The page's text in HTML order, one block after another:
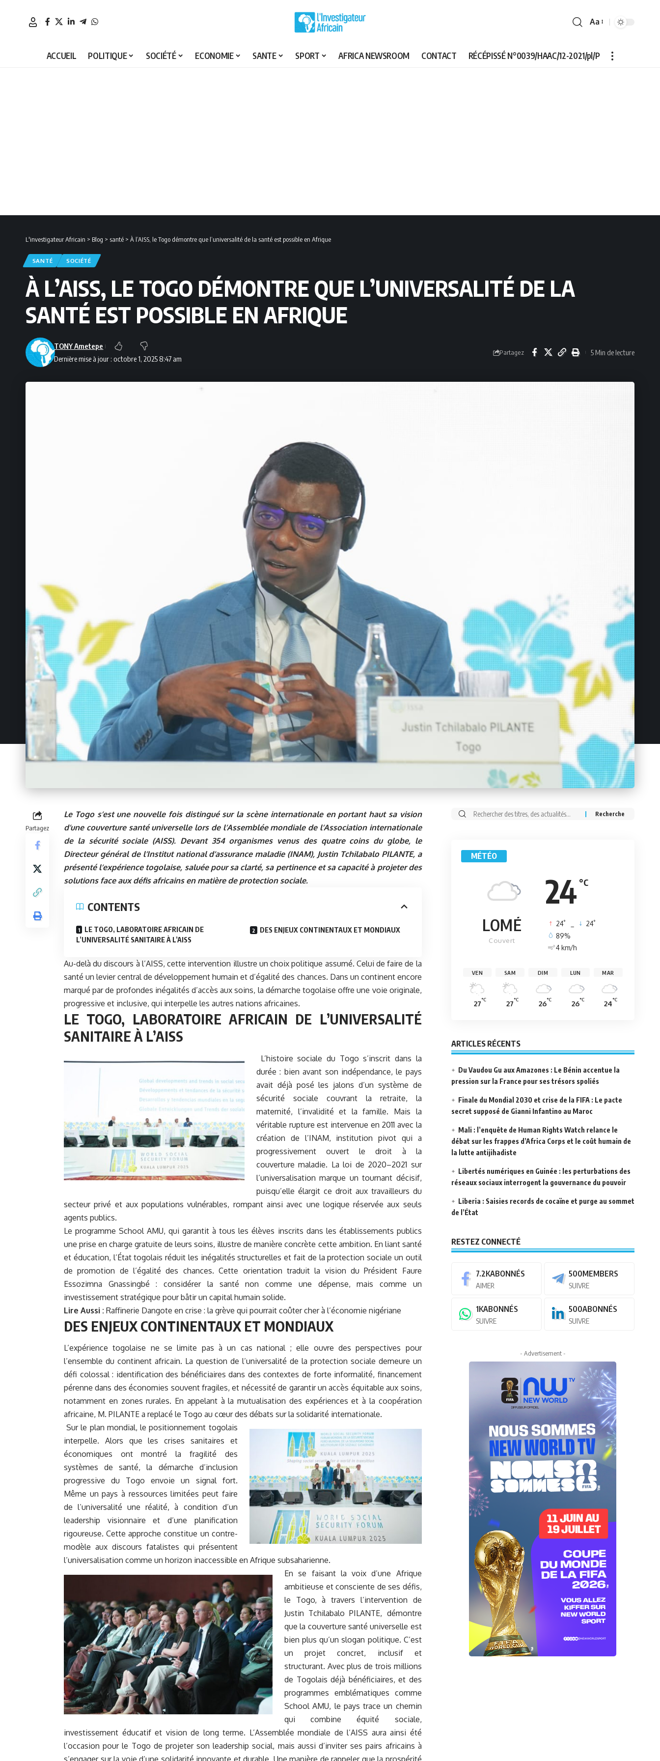
Font
Aa
ACCUEIL POLITIQUE SOCIÉTÉ ECONOMIE SANTE SPORT AFRICA NEWSROOM CONTACT RÉCÉPISSÉ N°0039/HAAC/12-2021/pl/P
L'investigateur Africain > Blog > santé > À l’AISS, le Togo démontre que l’universalité de la santé est possible en Afrique
SANTÉ SOCIÉTÉ
À L’AISS, LE TOGO DÉMONTRE QUE L’UNIVERSALITÉ DE LA
SANTÉ EST POSSIBLE EN AFRIQUE
Dernière mise à jour : octobre 1, 2025 8:47 am
TONY Ametepe
Partagez 5 Min de lecture
Partagez
Le Togo s’est une nouvelle fois distingué sur la scène internationale en portant haut sa vision
d’une couverture santé universelle lors de l’Assemblée mondiale de l’Association internationale
de la sécurité sociale (AISS). Devant 354 organismes venus des quatre coins du globe, le
Directeur général de l’Institut national d’assurance maladie (INAM), Justin Tchilabalo PILANTE, a
présenté l’expérience togolaise, saluée pour sa clarté, sa pertinence et sa capacité à projeter des
solutions face aux défis africains en matière de protection sociale.
CONTENTS
LE TOGO, LABORATOIRE AFRICAIN DE
L’UNIVERSALITÉ SANITAIRE À L’AISS
DES ENJEUX CONTINENTAUX ET MONDIAUX
Au-delà du discours à l’AISS, cette intervention illustre un choix politique assumé. Celui de faire de la
santé un levier central de développement humain et d’égalité des chances. Dans un continent encore
marqué par de profondes inégalités d’accès aux soins, la démarche togolaise offre une voie originale,
progressive et inclusive, qui interpelle les autres nations africaines.
LE TOGO, LABORATOIRE AFRICAIN DE L’UNIVERSALITÉ
SANITAIRE À L’AISS
L’histoire sociale du Togo s’inscrit dans la
durée : bien avant son indépendance, le pays
avait déjà posé les jalons d’un système de
sécurité sociale couvrant la retraite, la
maternité, l’invalidité et la famille. Mais la
véritable rupture est intervenue en 2011 avec la
création de l’INAM, institution pivot qui a
progressivement ouvert le droit à la
couverture maladie. La loi de 2020–2021 sur
l’universalisation marque un tournant décisif,
puisqu’elle élargit ce droit aux travailleurs du
secteur privé et aux populations vulnérables, rompant ainsi avec une logique réservée aux seuls
agents publics.
Le programme School AMU, qui garantit à tous les élèves inscrits dans les établissements publics
une prise en charge gratuite de leurs soins, illustre de manière concrète cette ambition. En liant santé
et éducation, l’État togolais réduit les inégalités structurelles et fait de la protection sociale un outil
de promotion de l’égalité des chances. Cette orientation traduit la vision du Président Faure
Essozimna Gnassingbé : considérer la santé non comme une dépense, mais comme un
investissement stratégique pour bâtir un capital humain solide.
Lire Aussi : Raffinerie Dangote en crise : la grève qui pourrait coûter cher à l’économie nigériane
DES ENJEUX CONTINENTAUX ET MONDIAUX
L’expérience togolaise ne se limite pas à un cas national ; elle ouvre des perspectives pour
l’ensemble du continent africain. La question de l’universalité de la protection sociale demeure un
défi colossal : identification des bénéficiaires dans des contextes de forte informalité, financement
pérenne dans des économies souvent fragiles, et nécessité de garantir un accès équitable aux soins,
notamment en zones rurales. En appelant à la mutualisation des expériences et à la coopération
africaine, M. PILANTE a replacé le Togo au cœur des débats sur la solidarité internationale.
Sur le plan mondial, le positionnement togolais
interpelle. Alors que les crises sanitaires et
économiques ont montré la fragilité des
systèmes de santé, la démarche d’inclusion
progressive du Togo envoie un signal fort.
Même un pays à ressources limitées peut faire
de l’universalité une réalité, à condition d’un
leadership visionnaire et d’une planification
rigoureuse. Cette approche constitue un contre-
modèle aux discours fatalistes qui présentent
l’universalisation comme un horizon inaccessible en Afrique subsaharienne.
En se faisant la voix d’une Afrique
ambitieuse et consciente de ses défis,
le Togo, à travers l’intervention de
Justin Tchilabalo PILANTE, démontre
que la couverture santé universelle est
bien plus qu’un slogan politique. C’est
un projet concret, inclusif et
structurant. Avec plus de trois millions
de Togolais déjà bénéficiaires, et des
programmes emblématiques comme
School AMU, le pays trace un chemin
qui combine équité sociale,
investissement éducatif et vision de long terme. L’Assemblée mondiale de l’AISS aura ainsi été
l’occasion pour le Togo de projeter son leadership social, mais aussi d’inviter ses pairs africains à
Rechercher:
MÉTÉO
24 °C
LOMÉ
Couvert
24° 24°
89%
4 km/h
VEN
27°C
SAM
27°C
DIM
26°C
LUN
26°C
MAR
24°C
ARTICLES RÉCENTS
Du Vaudou Gu aux Amazones : Le Bénin accentue la
pression sur la France pour ses trésors spoliés
Finale du Mondial 2030 et crise de la FIFA : Le pacte
secret supposé de Gianni Infantino au Maroc
Mali : l’enquête de Human Rights Watch relance le
débat sur les frappes d’Africa Corps et le coût humain de
la lutte antijihadiste
Libertés numériques en Guinée : les perturbations des
réseaux sociaux interrogent la gouvernance du pouvoir
Liberia : Saisies records de cocaïne et purge au sommet
de l’État
RESTEZ CONNECTÉ
7.2KABONNÉS
AIMER
500MEMBERS
SUIVRE
1KABONNÉS
SUIVRE
500ABONNÉS
SUIVRE
- Advertisement -